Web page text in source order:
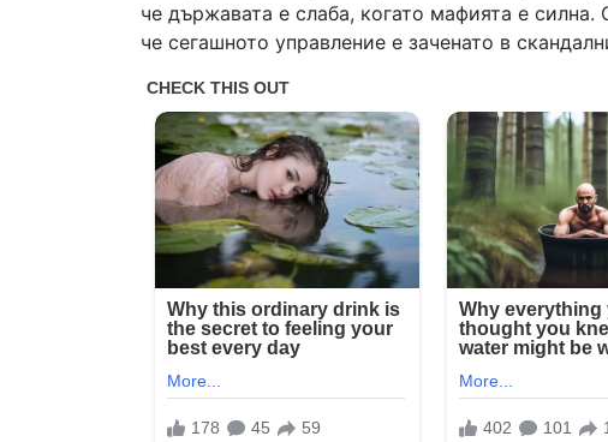
че държавата е слаба, когато мафията е
че сегашното управление е заченато в